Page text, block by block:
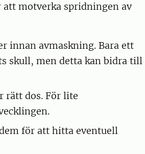
motverka spridningen av
innan avmaskning. Bara ett
skull, men detta kan bidra till
rätt dos. För lite
för att hitta eventuell